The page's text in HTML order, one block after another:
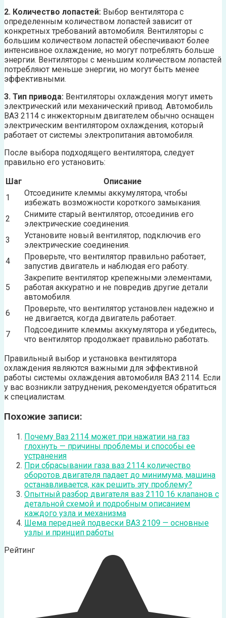
2. Количество лопастей: Выбор вентилятора с
определенным количеством лопастей зависит от
конкретных требований автомобиля. Вентиляторы с
большим количеством лопастей обеспечивают более
интенсивное охлаждение, но могут потреблять больше
энергии. Вентиляторы с меньшим количеством лопастей
потребляют меньше энергии, но могут быть менее
эффективными.
3. Тип привода: Вентиляторы охлаждения могут иметь
электрический или механический привод. Автомобиль
ВАЗ 2114 с инжекторным двигателем обычно оснащен
электрическим вентилятором охлаждения, который
работает от системы электропитания автомобиля.
После выбора подходящего вентилятора, следует
правильно его установить:
Шаг
Описание
1
Отсоедините клеммы аккумулятора, чтобы
избежать возможности короткого замыкания.
2
Снимите старый вентилятор, отсоединив его
электрические соединения.
3
Установите новый вентилятор, подключив его
электрические соединения.
4
Проверьте, что вентилятор правильно работает,
запустив двигатель и наблюдая его работу.
5
Закрепите вентилятор крепежными элементами,
работая аккуратно и не повредив другие детали
автомобиля.
6
Проверьте, что вентилятор установлен надежно и
не двигается, когда двигатель работает.
7
Подсоедините клеммы аккумулятора и убедитесь,
что вентилятор продолжает правильно работать.
Правильный выбор и установка вентилятора
охлаждения являются важными для эффективной
работы системы охлаждения автомобиля ВАЗ 2114. Если
у вас возникли затруднения, рекомендуется обратиться
к специалистам.
Похожие записи:
Почему Ваз 2114 может при нажатии на газ
глохнуть — причины проблемы и способы ее
устранения
При сбрасывании газа ваз 2114 количество
оборотов двигателя падает до минимума, машина
останавливается, как решить эту проблему?
Опытный разбор двигателя ваз 2110 16 клапанов с
детальной схемой и подробным описанием
каждого узла и механизма
Шема передней подвески ВАЗ 2109 — основные
узлы и принцип работы
Рейтинг